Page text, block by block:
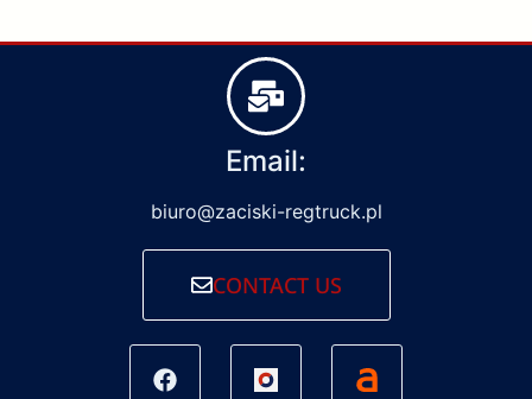
Email:
biuro@zaciski-regtruck.pl
CONTACT US